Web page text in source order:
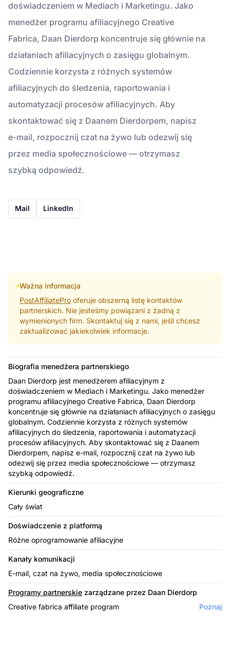
doświadczeniem w Mediach i Marketingu. Jako
menedżer programu afiliacyjnego Creative
Fabrica, Daan Dierdorp koncentruje się głównie na
działaniach afiliacyjnych o zasięgu globalnym.
Codziennie korzysta z różnych systemów
afiliacyjnych do śledzenia, raportowania i
automatyzacji procesów afiliacyjnych. Aby
skontaktować się z Daanem Dierdorpem, napisz
e-mail, rozpocznij czat na żywo lub odezwij się
przez media społecznościowe — otrzymasz
szybką odpowiedź.
Mail LinkedIn
Ważna informacja
PostAffiliatePro oferuje obszerną listę kontaktów
partnerskich. Nie jesteśmy powiązani z żadną z
wymienionych firm. Skontaktuj się z nami, jeśli chcesz
zaktualizować jakiekolwiek informacje.
Biografia menedżera partnerskiego
Daan Dierdorp jest menedżerem afiliacyjnym z
doświadczeniem w Mediach i Marketingu. Jako menedżer
programu afiliacyjnego Creative Fabrica, Daan Dierdorp
koncentruje się głównie na działaniach afiliacyjnych o zasięgu
globalnym. Codziennie korzysta z różnych systemów
afiliacyjnych do śledzenia, raportowania i automatyzacji
procesów afiliacyjnych. Aby skontaktować się z Daanem
Dierdorpem, napisz e-mail, rozpocznij czat na żywo lub
odezwij się przez media społecznościowe — otrzymasz
szybką odpowiedź.
Kierunki geograficzne
Cały świat
Doświadczenie z platformą
Różne oprogramowanie afiliacyjne
Kanały komunikacji
E-mail, czat na żywo, media społecznościowe
Programy partnerskie zarządzane przez Daan Dierdorp
Creative fabrica affiliate program
Poznaj